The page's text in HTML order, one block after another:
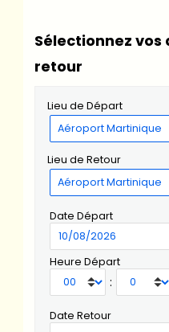
Sélectionnez
retour
Lieu de Départ
Lieu de Retour
Date Départ
Heure Départ
:
Date Retour